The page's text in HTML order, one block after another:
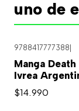
uno de
9788417777388
Manga
Ivrea
$14.990